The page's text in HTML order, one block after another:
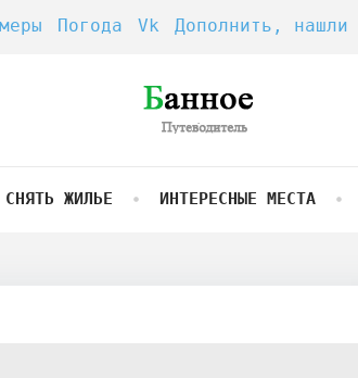
Погода Vk Дополнить, нашли
ЖИЛЬЕ ИНТЕРЕСНЫЕ МЕСТА